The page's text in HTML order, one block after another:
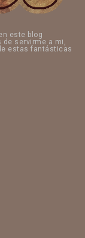
este blog
de servirme a mi,
estas fantásticas